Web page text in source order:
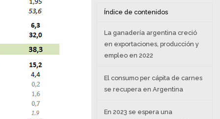
Índice de contenidos
La ganadería argentina creció
en exportaciones, producción y
empleo en 2022
El consumo per cápita de carnes
se recupera en Argentina
En 2023 se espera una